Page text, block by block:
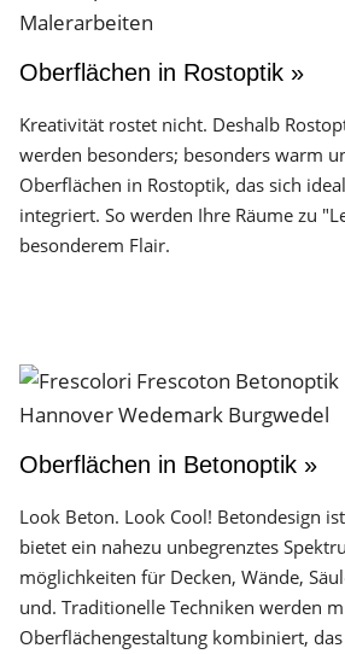
Oberflächen in Rostoptik »
Kreativität rostet nicht. Deshalb
werden besonders; besonders warm
Oberflächen in Rostoptik, das sich
integriert. So werden Ihre Räume zu
besonderem Flair.
Oberflächen in Betonoptik »
Look Beton. Look Cool! Betondesign
bietet ein nahezu unbegrenztes
möglichkeiten für Decken, Wände,
und. Traditionelle Techniken werden
Oberflächen­gestaltung kombiniert,